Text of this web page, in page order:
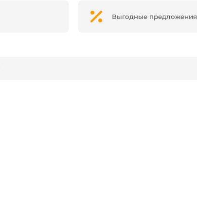
Выгодные предложения